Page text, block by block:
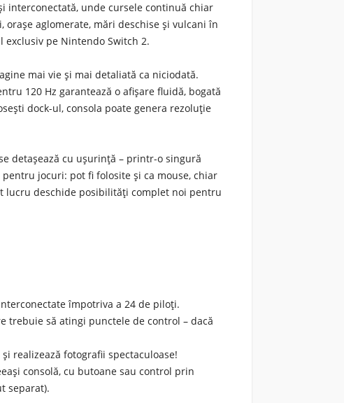
interconectată, unde cursele continuă chiar
aglomerate, mări deschise și vulcani în
pe Nintendo Switch 2.
mai vie și mai detaliată ca niciodată.
120 Hz garantează o afișare fluidă, bogată
dock-ul, consola poate genera rezoluție
detașează cu ușurință – printr-o singură
jocuri: pot fi folosite și ca mouse, chiar
lucru deschide posibilități complet noi pentru
împotriva a 24 de piloți.
trebuie să atingi punctele de control – dacă
realizează fotografii spectaculoase!
consolă, cu butoane sau control prin
separat).